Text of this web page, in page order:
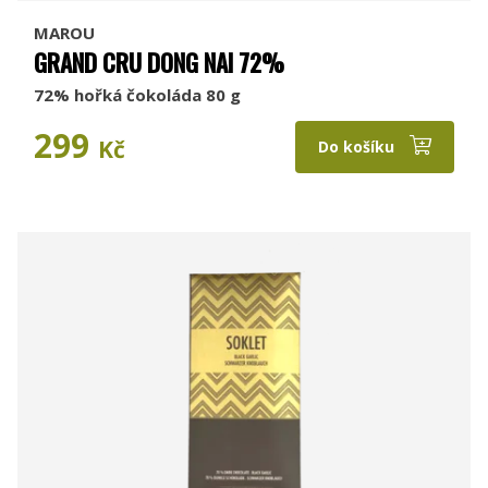
MAROU
GRAND CRU DONG NAI 72%
72% hořká čokoláda 80 g
299 Kč Do košíku